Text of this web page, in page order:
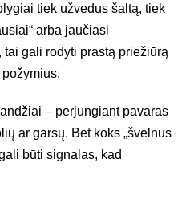
tiek užvedus šaltą, tiek
arba jaučiasi
gali rodyti prastą priežiūrą
– perjungiant pavaras
ar garsų. Bet koks „švelnus
būti signalas, kad